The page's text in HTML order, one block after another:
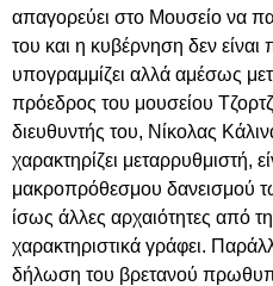
απαγορεύει στο Μουσείο να
του και η κυβέρνηση δεν είναι
υπογραμμίζει αλλά αμέσως
πρόεδρος του μουσείου
διευθυντής του, Νίκολας
χαρακτηρίζει μεταρρυθμιστή,
μακροπρόθεσμου δανεισμού
ίσως άλλες αρχαιότητες από
χαρακτηριστικά γράφει.
δήλωση του βρετανού